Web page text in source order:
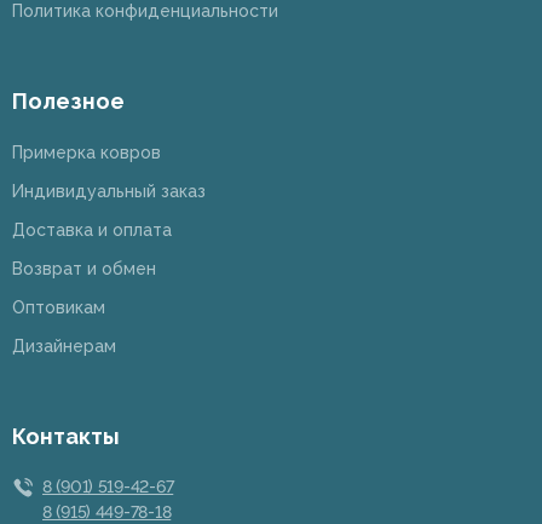
Политика конфиденциальности
Полезное
Примерка ковров
Индивидуальный заказ
Доставка и оплата
Возврат и обмен
Оптовикам
Дизайнерам
Контакты
8 (901) 519-42-67
8 (915) 449-78-18